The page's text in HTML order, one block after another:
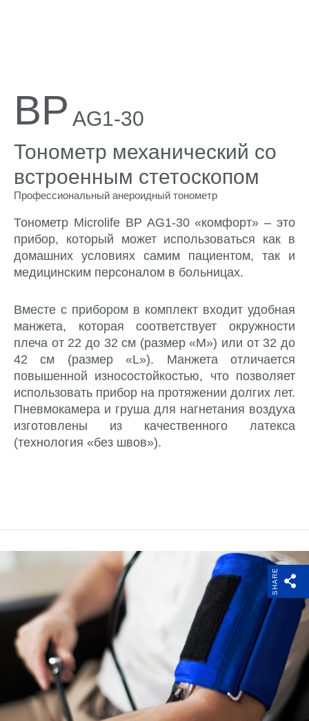
BP AG1-30
Тонометр механический со
встроенным стетоскопом
Профессиональный анероидный тонометр
Тонометр Microlife BP AG1-30 «комфорт» – это
прибор, который может использоваться как в
домашних условиях самим пациентом, так и
медицинским персоналом в больницах.
Вместе с прибором в комплект входит удобная
манжета, которая соответствует окружности
плеча от 22 до 32 см (размер «М») или от 32 до
42 см (размер «L»). Манжета отличается
повышенной износостойкостью, что позволяет
использовать прибор на протяжении долгих лет.
Пневмокамера и груша для нагнетания воздуха
изготовлены из качественного латекса
(технология «без швов»).
SHARE